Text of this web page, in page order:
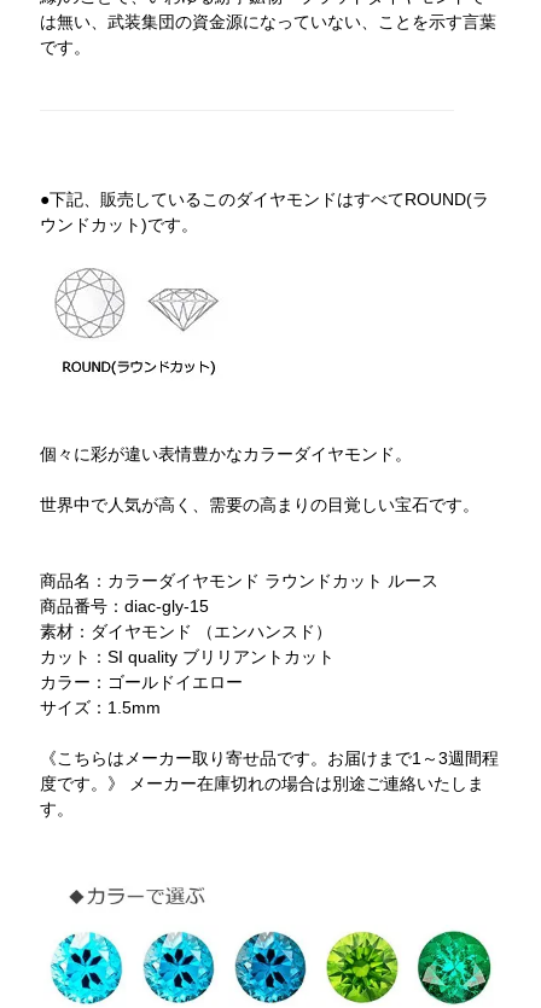
は無い、武装集団の資金源になっていない、ことを示す言葉
です。
●下記、販売しているこのダイヤモンドはすべてROUND(ラ
ウンドカット)です。
個々に彩が違い表情豊かなカラーダイヤモンド。
世界中で人気が高く、需要の高まりの目覚しい宝石です。
商品名：カラーダイヤモンド ラウンドカット ルース
商品番号：diac-gly-15
素材：ダイヤモンド （エンハンスド）
カット：SI quality ブリリアントカット
カラー：ゴールドイエロー
サイズ：1.5mm
《こちらはメーカー取り寄せ品です。お届けまで1～3週間程
度です。》 メーカー在庫切れの場合は別途ご連絡いたしま
す。